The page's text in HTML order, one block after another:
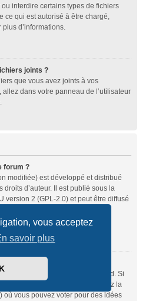
vous acceptez
savoir plus
interdire certains types de fichiers
ce qui est autorisé à être chargé,
d’informations.
joints ?
que vous avez joints à vos
dans votre panneau de l’utilisateur
.
forum ?
modifiée) est développé et distribué
droits d’auteur. Il est publié sous la
version 2 (GPL-2.0) et peut être diffusé
sous licence par phpBB Limited. Si
nécessite d’être ajoutée, visitez la
où vous pouvez voter pour des idées